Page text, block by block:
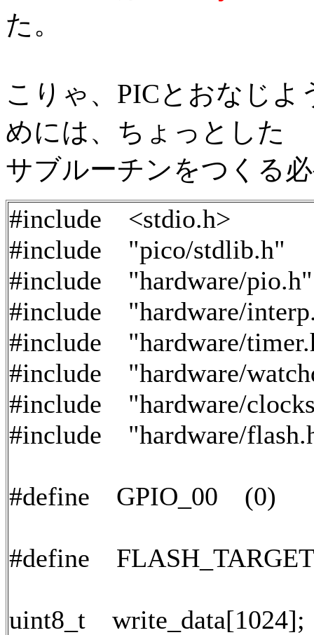
た。
こりゃ、PICとおなじよ
めには、ちょっとした
サブルーチンをつくる
#include <stdio.h>
#include "pico/stdlib.h"
#include "hardware/pio.h"
#include "hardware/
#include "hardware/
#include "hardware/
#include "hardware/
#include "hardware/
#define GPIO_00 (0)
#define
uint8_t write_data[1024];